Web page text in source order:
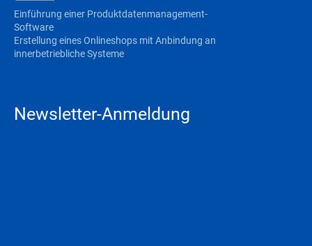
Einführung einer Produktdatenmanagement-
Software
Erstellung eines Onlineshops mit Anbindung an
innerbetriebliche Systeme
Newsletter-Anmeldung